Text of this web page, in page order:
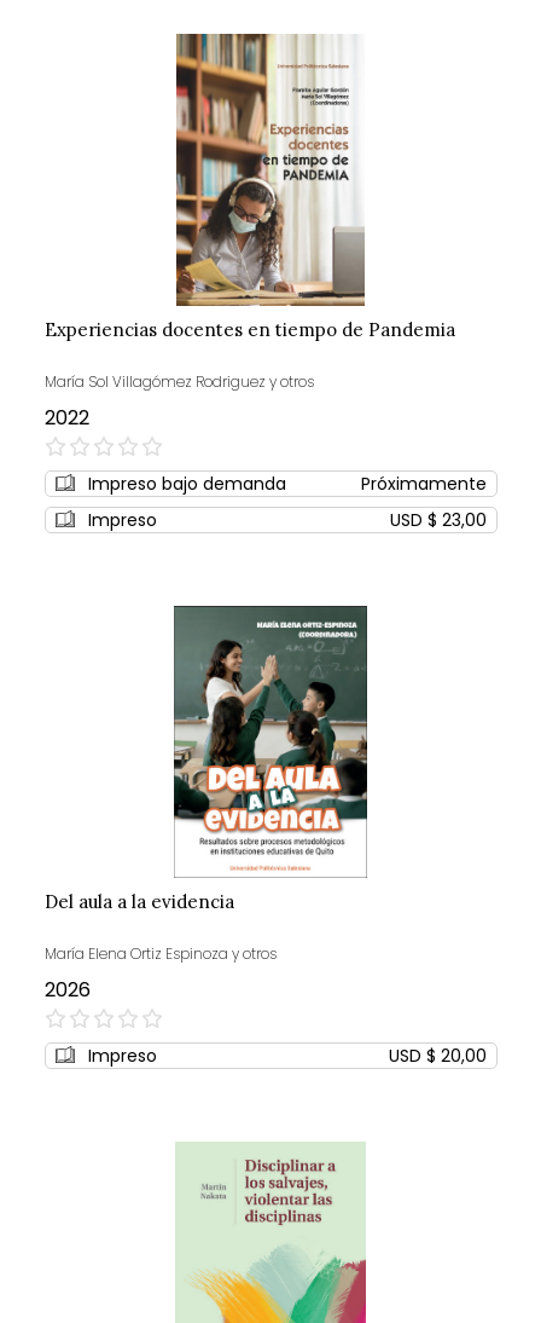
Experiencias docentes en tiempo de Pandemia
María Sol Villagómez Rodriguez y otros
2022
0%
Impreso bajo demanda
Próximamente
Impreso
USD $ 23,00
Del aula a la evidencia
María Elena Ortiz Espinoza y otros
2026
0%
Impreso USD $ 20,00